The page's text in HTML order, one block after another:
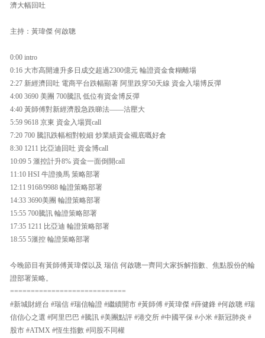
濟大幅回吐
主持：黃瑋傑 何啟聰
0:00 intro
0:16 大市高開連升多日成交超過2300億元 輪證資金食糊離場
2:27 新經濟回吐 電商平台跌幅顯著 阿里跌穿50天線 資金入場博反彈
4:00 3690 美團 700騰訊 低位有資金博反彈
4:40 黃師傅對新經濟股急跌睇法——沽壓大
5:59 9618 京東 資金入場買call
7:20 700 騰訊跌幅相對較細 炒業績資金襯底嘅好倉
8:30 1211 比亞迪回吐 資金博call
10:09 5 滙控計升8% 資金一面倒開call
11:10 HSI 牛證換馬 策略部署
12:11 9168/9988 輪證策略部署
14:33 3690美團 輪證策略部署
15:55 700騰訊 輪證策略部署
17:35 1211 比亞迪 輪證策略部署
18:55 5滙控 輪證策略部署
今晚節目有黃師傅黃瑋傑以及 瑞信 何啟聰一齊同大家拆解指數、焦點股份的輪
證部署策略。
============================
#新城財經台 #瑞信 #瑞信輪證 #繼續開市 #黃師傅 #黃瑋傑 #薛健鋒 #何啟聰 #瑞
信信心之選 #阿里巴巴 #騰訊 #美團點評 #港交所 #中國平保 #小米 #新冠肺炎 #
股市 #ATMX #恆生指數 #同股不同權